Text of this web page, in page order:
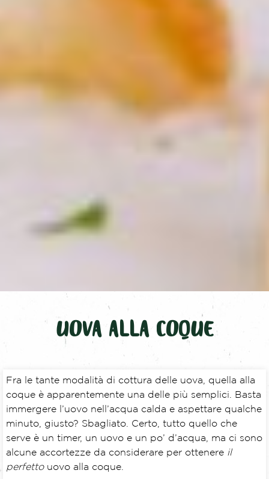
UOVA ALLA COQUE
Fra le tante modalità di cottura delle uova, quella alla
coque è apparentemente una delle più semplici. Basta
immergere l’uovo nell’acqua calda e aspettare qualche
minuto, giusto? Sbagliato. Certo, tutto quello che
serve è un timer, un uovo e un po’ d’acqua, ma ci sono
alcune accortezze da considerare per ottenere il
perfettouovo alla coque.